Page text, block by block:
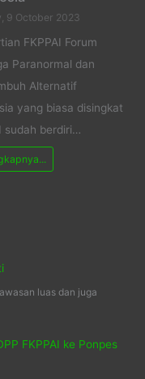
9 October 2023
FKPPAI Forum
Paranormal dan
Alternatif
yang biasa disingkat
sudah berdiri…
luas dan juga
FKPPAI ke Ponpes